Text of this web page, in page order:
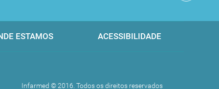
ESTAMOS ACESSIBILIDADE
Infarmed © 2016. Todos os direitos reservados